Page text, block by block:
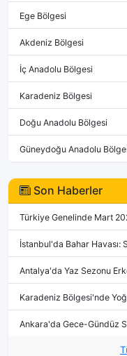
Ege Bölgesi
Akdeniz Bölgesi
İç Anadolu Bölgesi
Karadeniz Bölgesi
Doğu Anadolu Bölgesi
Güneydoğu Anadolu
Son Haberler
Türkiye Genelinde Mart
İstanbul'da Bahar Havası:
Antalya'da Yaz Sezonu
Karadeniz Bölgesi'nde
Ankara'da Gece-Gündüz